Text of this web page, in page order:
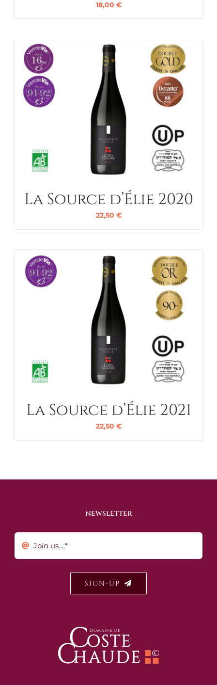
18,00 €
La Source d’Élie 2020
22,50 €
La Source d’Élie 2021
22,50 €
NEWSLETTER
SIGN-UP